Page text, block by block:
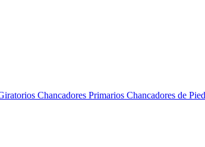
Chancadores Primarios Chancadores de